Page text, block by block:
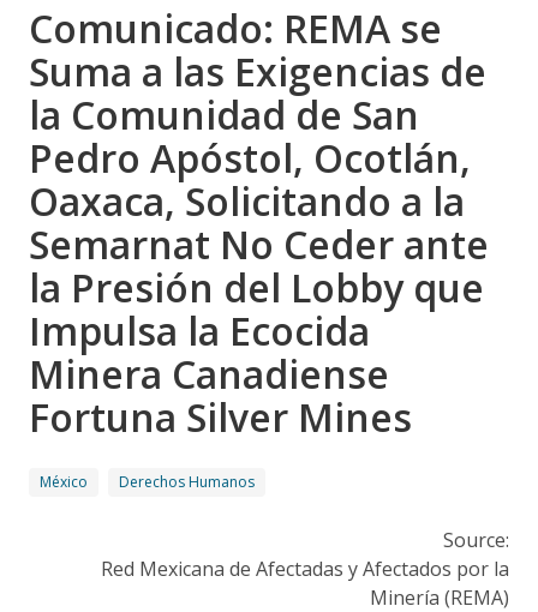
Comunicado: REMA se
Suma a las Exigencias de
la Comunidad de San
Pedro Apóstol, Ocotlán,
Oaxaca, Solicitando a la
Semarnat No Ceder ante
la Presión del Lobby que
Impulsa la Ecocida
Minera Canadiense
Fortuna Silver Mines
México Derechos Humanos
Source:
Red Mexicana de Afectadas y Afectados por la
Minería (REMA)